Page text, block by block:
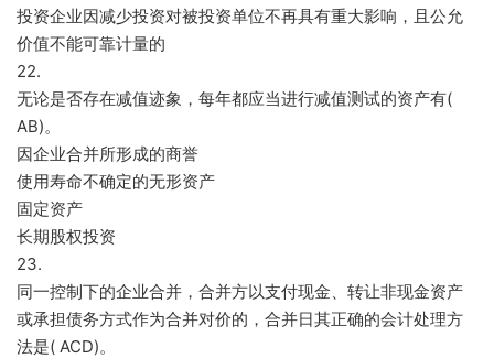
投资企业因减少投资对被投资单位不再具有重大影响，且公允
价值不能可靠计量的
22.
无论是否存在减值迹象，每年都应当进行减值测试的资产有(
AB)。
因企业合并所形成的商誉
使用寿命不确定的无形资产
固定资产
长期股权投资
23.
同一控制下的企业合并，合并方以支付现金、转让非现金资产
或承担债务方式作为合并对价的，合并日其正确的会计处理方
法是( ACD)。